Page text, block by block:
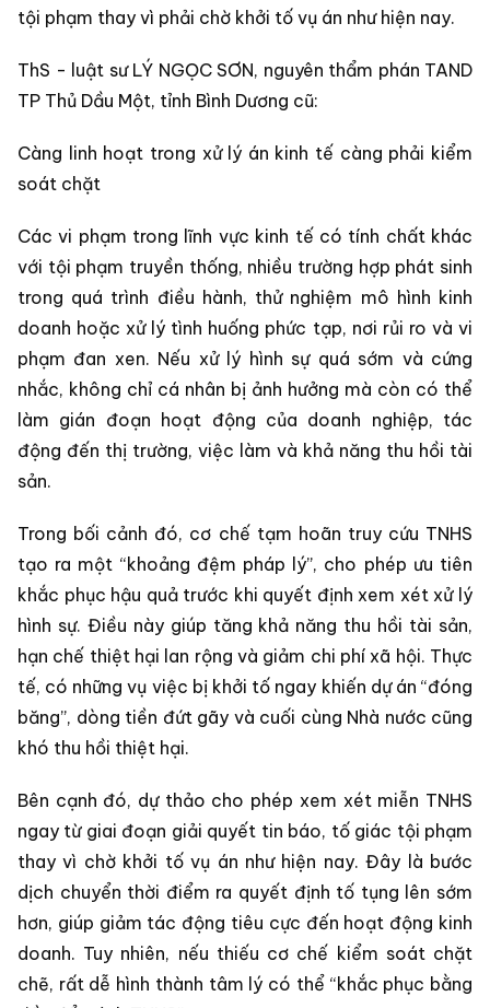
tội phạm thay vì phải chờ khởi tố vụ án như hiện nay.
ThS - luật sư LÝ NGỌC SƠN, nguyên thẩm phán TAND
TP Thủ Dầu Một, tỉnh Bình Dương cũ:
Càng linh hoạt trong xử lý án kinh tế càng phải kiểm
soát chặt
Các vi phạm trong lĩnh vực kinh tế có tính chất khác
với tội phạm truyền thống, nhiều trường hợp phát sinh
trong quá trình điều hành, thử nghiệm mô hình kinh
doanh hoặc xử lý tình huống phức tạp, nơi rủi ro và vi
phạm đan xen. Nếu xử lý hình sự quá sớm và cứng
nhắc, không chỉ cá nhân bị ảnh hưởng mà còn có thể
làm gián đoạn hoạt động của doanh nghiệp, tác
động đến thị trường, việc làm và khả năng thu hồi tài
sản.
Trong bối cảnh đó, cơ chế tạm hoãn truy cứu TNHS
tạo ra một “khoảng đệm pháp lý”, cho phép ưu tiên
khắc phục hậu quả trước khi quyết định xem xét xử lý
hình sự. Điều này giúp tăng khả năng thu hồi tài sản,
hạn chế thiệt hại lan rộng và giảm chi phí xã hội. Thực
tế, có những vụ việc bị khởi tố ngay khiến dự án “đóng
băng”, dòng tiền đứt gãy và cuối cùng Nhà nước cũng
khó thu hồi thiệt hại.
Bên cạnh đó, dự thảo cho phép xem xét miễn TNHS
ngay từ giai đoạn giải quyết tin báo, tố giác tội phạm
thay vì chờ khởi tố vụ án như hiện nay. Đây là bước
dịch chuyển thời điểm ra quyết định tố tụng lên sớm
hơn, giúp giảm tác động tiêu cực đến hoạt động kinh
doanh. Tuy nhiên, nếu thiếu cơ chế kiểm soát chặt
chẽ, rất dễ hình thành tâm lý có thể “khắc phục bằng